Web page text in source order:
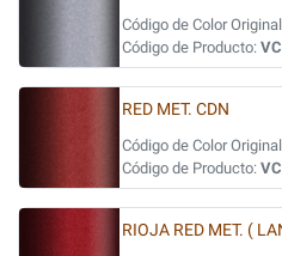
Código de Color
Código de Producto:
RED MET. CDN
Código de Color
Código de Producto:
RIOJA RED MET. (